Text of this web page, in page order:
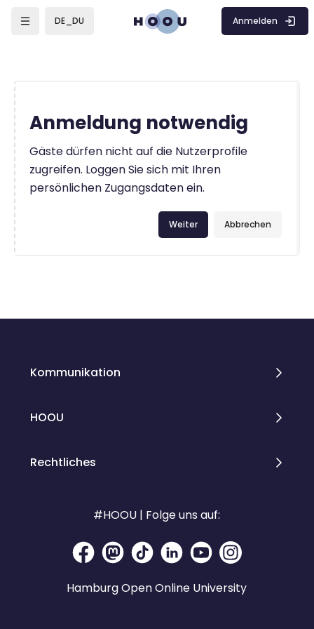
DE_DU Anmelden
Anmeldung notwendig
Gäste dürfen nicht auf die Nutzerprofile
zugreifen. Loggen Sie sich mit Ihren
persönlichen Zugangsdaten ein.
Abbrechen
Weiter
Kommunikation
HOOU
Rechtliches
#HOOU | Folge uns auf:
Hamburg Open Online University